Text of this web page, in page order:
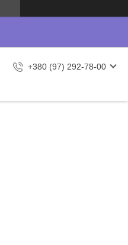
+380 (97) 292-78-00